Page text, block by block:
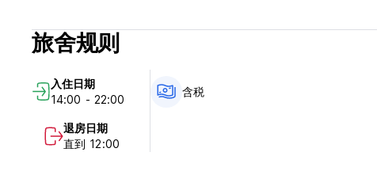
3. 取消政策：提前2天通知可免费取消
- 如果延迟取消或未入住，您将需要支付入住第一晚的费用。
5. 税费：含
6. 早餐：不含
7. 没有宵禁
8. 房间内禁止吸烟，但有指定区域
9. 儿童政策：客人年龄必须为 18 - 50 岁
10. 此场所不允许携带宠物。
旅舍规则
入住日期
14:00 - 22:00
退房日期
直到 12:00
含税